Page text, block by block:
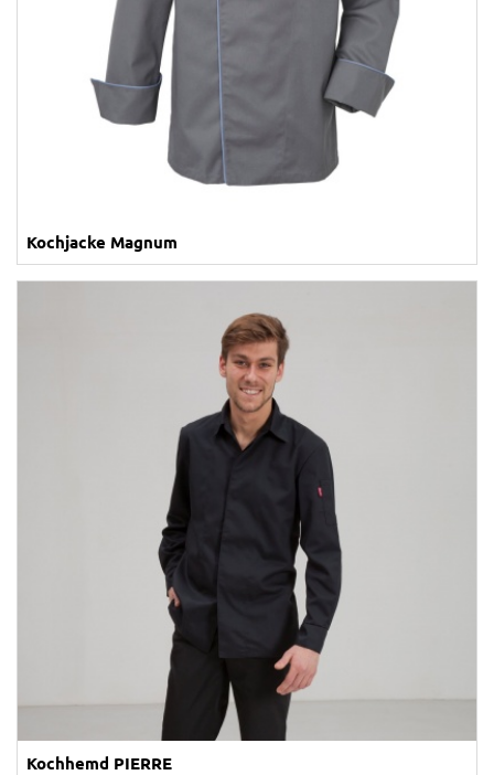
Kochjacke Magnum
Kochhemd PIERRE